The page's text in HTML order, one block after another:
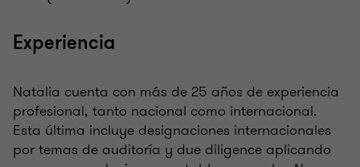
Experiencia
Natalia cuenta con más de 25 años de experiencia
profesional, tanto nacional como internacional.
Esta última incluye designaciones internacionales
por temas de auditoría y due diligence aplicando